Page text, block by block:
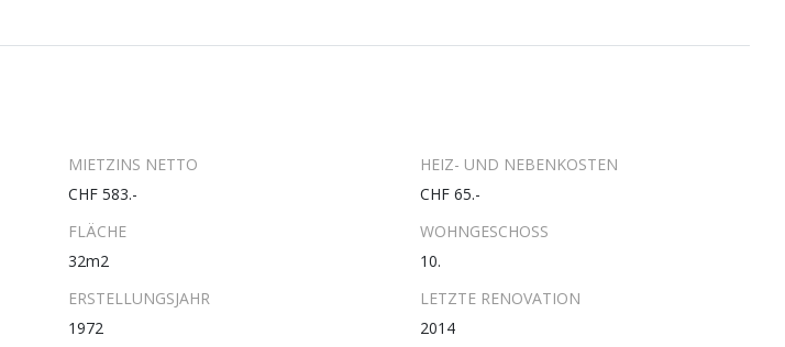
MIETZINS NETTO
CHF 583.-
HEIZ- UND NEBENKOSTEN
CHF 65.-
FLÄCHE
32m2
WOHNGESCHOSS
10.
ERSTELLUNGSJAHR
1972
LETZTE RENOVATION
2014